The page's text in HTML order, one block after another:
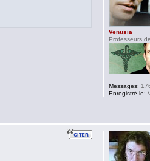
Venusia
Professeurs
Messages:
Enregistré le: